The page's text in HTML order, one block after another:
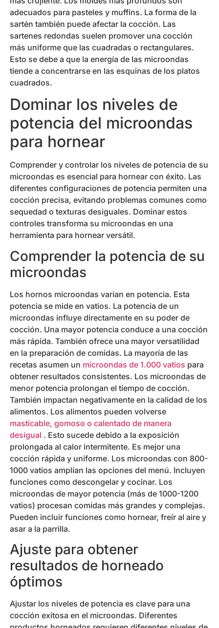
adecuados para pasteles y muffins. La forma de la
sartén también puede afectar la cocción. Las
sartenes redondas suelen promover una cocción
más uniforme que las cuadradas o rectangulares.
Esto se debe a que la energía de las microondas
tiende a concentrarse en las esquinas de los platos
cuadrados.
Dominar los niveles de
potencia del microondas
para hornear
Comprender y controlar los niveles de potencia de su
microondas es esencial para hornear con éxito. Las
diferentes configuraciones de potencia permiten una
cocción precisa, evitando problemas comunes como
sequedad o texturas desiguales. Dominar estos
controles transforma su microondas en una
herramienta para hornear versátil.
Comprender la potencia de su
microondas
Los hornos microondas varían en potencia. Esta
potencia se mide en vatios. La potencia de un
microondas influye directamente en su poder de
cocción. Una mayor potencia conduce a una cocción
más rápida. También ofrece una mayor versatilidad
en la preparación de comidas. La mayoría de las
recetas asumen un microondas de 1.000 vatios para
obtener resultados consistentes. Los microondas de
menor potencia prolongan el tiempo de cocción.
También impactan negativamente en la calidad de los
alimentos. Los alimentos pueden volverse
masticable, gomoso o calentado de manera
desigual . Esto sucede debido a la exposición
prolongada al calor intermitente. Es mejor una
cocción rápida y uniforme. Los microondas con 800-
1000 vatios amplían las opciones del menú. Incluyen
funciones como descongelar y cocinar. Los
microondas de mayor potencia (más de 1000-1200
vatios) procesan comidas más grandes y complejas.
Pueden incluir funciones como hornear, freír al aire y
asar a la parrilla.
Ajuste para obtener
resultados de horneado
óptimos
Ajustar los niveles de potencia es clave para una
cocción exitosa en el microondas. Diferentes